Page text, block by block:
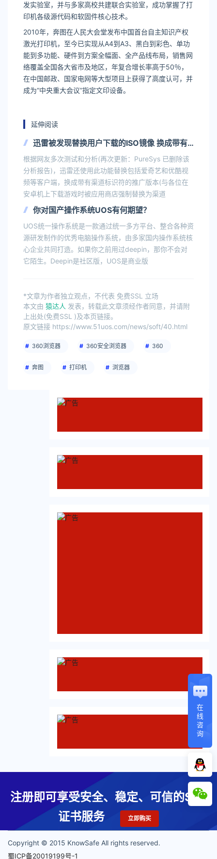
发实验室，并与多家高校共建联合实验室，成功掌握了打
印机各级源代码和软固件核心技术。
2010年，奔图在人民大会堂发布中国首台自主知识产权
激光打印机，至今已实现从A4到A3、黑白到彩色、单功
能到多功能、硬件到方案全幅面、全产品线布局，销售网
络覆盖全国各大省市及地区，年复合增长率高于50％，
在中国邮政、国家电网等大型项目上获得了高度认可，并
成为“中央重大会议”指定文印设备。
延伸阅读
迅雷被发现替换用户下载的ISO镜像 换成带有
各种捆绑软件的非官方镜像
根据网友多次测试和分析(再次更新：PureSys 已删除该
分析报告)，迅雷还使用此功能替换包括爱奇艺和优酷视
频等客户端，换成带有渠道标识符的推广版本(与各位在
安卓机上下载游戏时被应用商店强制替换为渠道
你对国产操作系统UOS有何期望？
UOS统一操作系统是一款通过统一多方平台、整合各种资
源研发制作的优秀电脑操作系统，由多家国内操作系统核
心企业共同打造。如果你之前用过deepin，那你不会对
它陌生。Deepin是社区版，UOS是商业版
*文章为作者独立观点，不代表 免费SSL 立场
本文由 猿达人 发表，转载此文章须经作者同意，并请附
上出处(免费SSL )及本页链接。
原文链接 https://www.51uos.com/news/soft/40.html
360浏览器 360安全浏览器 360
奔图 打印机 浏览器
在
线
咨
询
注册即可享受安全、稳定、可信的SSL
证书服务
立即购买
Copyright © 2015 KnowSafe All rights reserved.
蜀ICP备20019199号-1